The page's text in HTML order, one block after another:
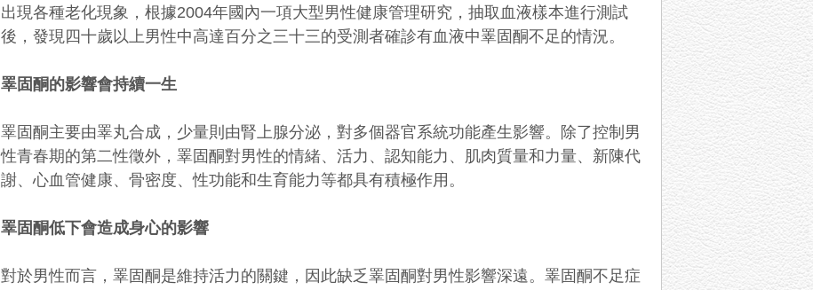
出現各種老化現象，根據2004年國內一項大型男性健康管理研究，抽取血液樣本進行測試
後，發現四十歲以上男性中高達百分之三十三的受測者確診有血液中睪固酮不足的情況。
睪固酮的影響會持續一生
睪固酮主要由睪丸合成，少量則由腎上腺分泌，對多個器官系統功能產生影響。除了控制男
性青春期的第二性徵外，睪固酮對男性的情緒、活力、認知能力、肌肉質量和力量、新陳代
謝、心血管健康、骨密度、性功能和生育能力等都具有積極作用。
睪固酮低下會造成身心的影響
對於男性而言，睪固酮是維持活力的關鍵，因此缺乏睪固酮對男性影響深遠。睪固酮不足症